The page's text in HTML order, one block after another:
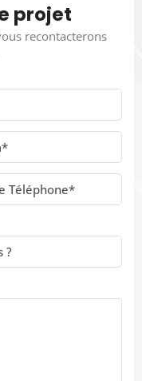
projet
recontacterons